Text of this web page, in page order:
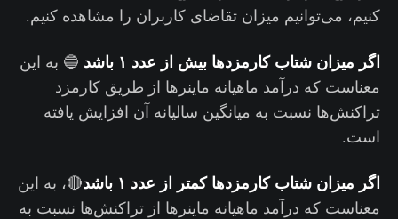
کنیم، می‌توانیم میزان تقاضای کاربران را مشاهده کنیم.
اگر میزان شتاب کارمزدها بیش از عدد ۱ باشد
🔵 به این
معناست که درآمد ماهیانه ماینرها از طریق کارمزد
تراکنش‌ها نسبت به میانگین سالیانه آن افزایش یافته
است.
اگر میزان شتاب کارمزد‌ها کمتر از عدد ۱ باشد
🔴، به این
معناست که درآمد ماهیانه ماینرها از تراکنش‌ها نسبت به